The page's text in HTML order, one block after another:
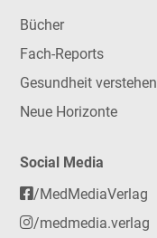
Bücher
Fach-Reports
Gesundheit verstehen
Neue Horizonte
Social Media
/MedMediaVerlag
/medmedia.verlag